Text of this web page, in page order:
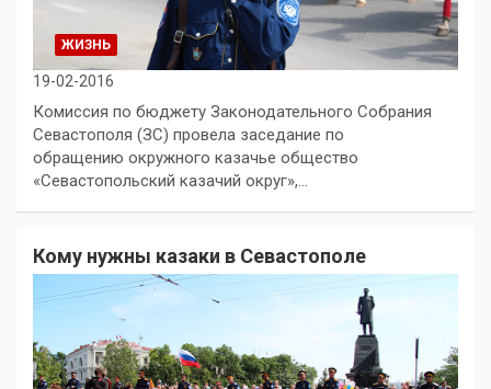
ЖИЗНЬ
19-02-2016
Комиссия по бюджету Законодательного Собрания
Севастополя (ЗС) провела заседание по
обращению окружного казачье общество
«Севастопольский казачий округ»,…
Кому нужны казаки в Севастополе